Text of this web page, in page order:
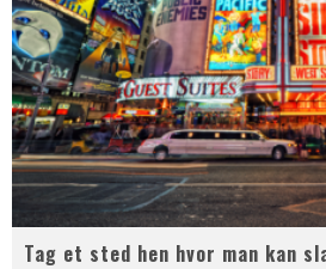
Tag et sted hen hvor man kan